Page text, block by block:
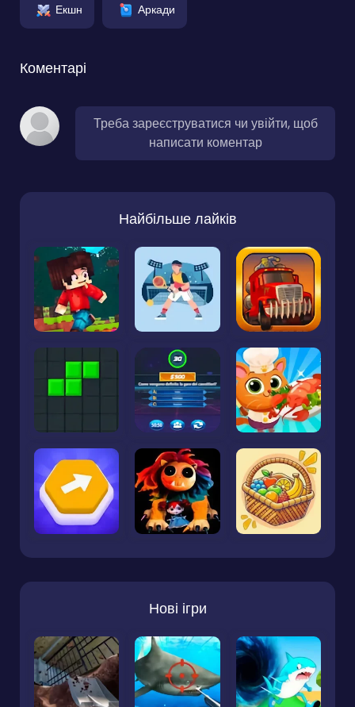
Екшн Аркади
Коментарі
Треба зареєструватися чи увійти, щоб
написати коментар
Найбільше лайків
Нові ігри